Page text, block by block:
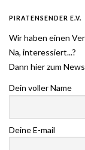
PIRATENSENDER E.V.
Wir haben einen
Na, interessiert...?
Dann hier zum
Dein voller Name
Deine E-mail